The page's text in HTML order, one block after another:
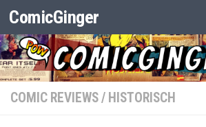
Zum Inhalt springen
ComicGinger
COMIC REVIEWS/ HISTORISCH